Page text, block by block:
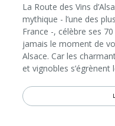
La Route des Vins
mythique - l’une des
France -, célèbre ses
jamais le moment de
Alsace. Car les
et vignobles
gourmand autour...